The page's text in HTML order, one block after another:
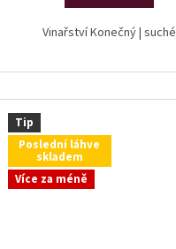
Vinařství Konečný | suché
Tip
Poslední láhve
skladem
Více za méně